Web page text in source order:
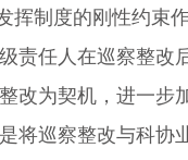
挥制度的刚性约束
任人在巡察整改
为契机，进一步
巡察整改与科协